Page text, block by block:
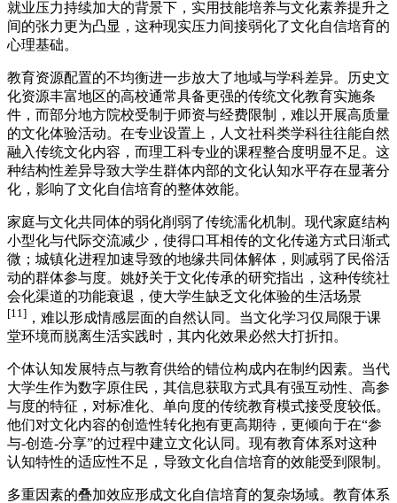
就业压力持续加大的背景下，实用技能培养与文化素养提升之
间的张力更为凸显，这种现实压力间接弱化了文化自信培育的
心理基础。
教育资源配置的不均衡进一步放大了地域与学科差异。历史文
化资源丰富地区的高校通常具备更强的传统文化教育实施条
件，而部分地方院校受制于师资与经费限制，难以开展高质量
的文化体验活动。在专业设置上，人文社科类学科往往能自然
融入传统文化内容，而理工科专业的课程整合度明显不足。这
种结构性差异导致大学生群体内部的文化认知水平存在显著分
化，影响了文化自信培育的整体效能。
家庭与文化共同体的弱化削弱了传统濡化机制。现代家庭结构
小型化与代际交流减少，使得口耳相传的文化传递方式日渐式
微；城镇化进程加速导致的地缘共同体解体，则减弱了民俗活
动的群体参与度。姚妤关于文化传承的研究指出，这种传统社
会化渠道的功能衰退，使大学生缺乏文化体验的生活场景
[11] ，难以形成情感层面的自然认同。当文化学习仅局限于课
堂环境而脱离生活实践时，其内化效果必然大打折扣。
个体认知发展特点与教育供给的错位构成内在制约因素。当代
大学生作为数字原住民，其信息获取方式具有强互动性、高参
与度的特征，对标准化、单向度的传统教育模式接受度较低。
他们对文化内容的创造性转化抱有更高期待，更倾向于在“参
与-创造-分享”的过程中建立文化认同。现有教育体系对这种
认知特性的适应性不足，导致文化自信培育的效能受到限制。
多重因素的叠加效应形成文化自信培育的复杂场域。教育体系